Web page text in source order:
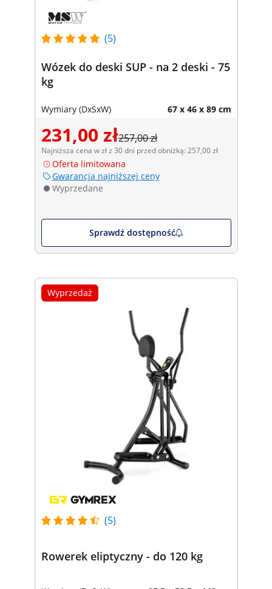
(5)
Wózek do deski SUP - na 2 deski - 75
kg
Wymiary (DxSxW) 67 x 46 x 89 cm
231,00 zł257,00 zł
Najniższa cena w zł z 30 dni przed obniżką: 257,00 zł
Oferta limitowana
Gwarancja najniższej ceny
Wyprzedane
Sprawdź dostępność
Wyprzedaż
(5)
Rowerek eliptyczny - do 120 kg